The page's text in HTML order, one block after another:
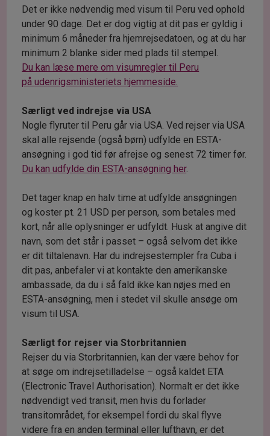
Det er ikke nødvendig med visum til Peru ved ophold
under 90 dage. Det er dog vigtig at dit pas er gyldig i
minimum 6 måneder fra hjemrejsedatoen, og at du har
minimum 2 blanke sider med plads til stempel.
Du kan læse mere om visumregler til Peru
påudenrigsministeriets hjemmeside
Særligt ved indrejse via USA
Nogle flyruter til Peru går via USA. Ved rejser via USA
skal alle rejsende (også børn) udfylde en ESTA-
ansøgning i god tid før afrejse og senest 72 timer før.
Du kan udfylde din ESTA-ansøgning her.
Det tager knap en halv time at udfylde ansøgningen
og koster pt. 21 USD per person, som betales med
kort, når alle oplysninger er udfyldt. Husk at angive dit
navn, som det står i passet – også selvom det ikke
er dit tiltalenavn. Har du indrejsestempler fra Cuba i
dit pas, anbefaler vi at kontakte den amerikanske
ambassade, da du i så fald ikke kan nøjes med en
ESTA-ansøgning, men i stedet vil skulle ansøge om
visum til USA.
Særligt for rejser viaStorbritannien
Rejser du via Storbritannien, kan der være behov for
at søge om indrejsetilladelse – også kaldet ETA
(Electronic Travel Authorisation). Normalt er det ikke
nødvendigt ved transit, men hvis du forlader
transitområdet, for eksempel fordi du skal flyve
videre fra en anden terminal eller lufthavn, er det